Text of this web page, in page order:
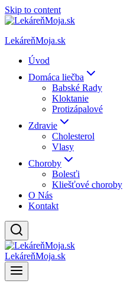
Skip to content
LekáreňMoja.sk
Úvod
Domáca liečba
Babské Rady
Kloktanie
Protizápalové
Zdravie
Cholesterol
Vlasy
Choroby
Bolesťi
Kliešťové choroby
O Nás
Kontakt
LekáreňMoja.sk